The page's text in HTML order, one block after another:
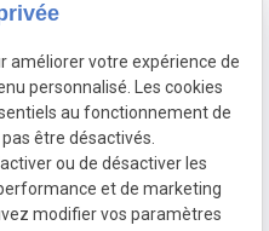
schedule
09h30 - 18h00
Siret:30581584700010
améliorer votre expérience de
personnalisé. Les cookies
au fonctionnement de
être désactivés.
ou de désactiver les
et de marketing
modifier vos paramètres